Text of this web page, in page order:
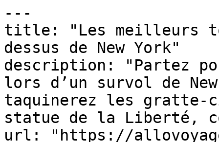
---
title: "Les meilleurs
dessus de New York"
description: "Partez
lors d’un survol de
taquinerez les
statue de la Liberté,
url: "https://